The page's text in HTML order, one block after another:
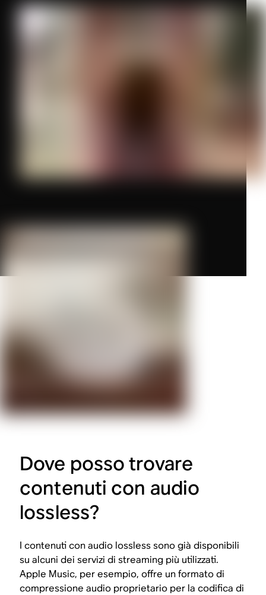
Dove posso trovare
contenuti con audio
lossless?
I contenuti con audio lossless sono già disponibili
su alcuni dei servizi di streaming più utilizzati.
Apple Music, per esempio, offre un formato di
compressione audio proprietario per la codifica di